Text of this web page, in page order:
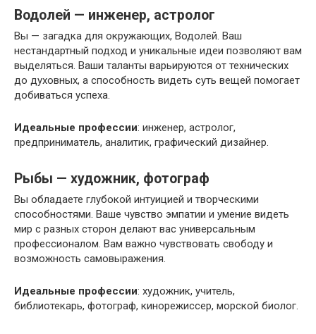
Водолей — инженер, астролог
Вы — загадка для окружающих, Водолей. Ваш
нестандартный подход и уникальные идеи позволяют вам
выделяться. Ваши таланты варьируются от технических
до духовных, а способность видеть суть вещей помогает
добиваться успеха.
Идеальные профессии: инженер, астролог,
предприниматель, аналитик, графический дизайнер.
Рыбы — художник, фотограф
Вы обладаете глубокой интуицией и творческими
способностями. Ваше чувство эмпатии и умение видеть
мир с разных сторон делают вас универсальным
профессионалом. Вам важно чувствовать свободу и
возможность самовыражения.
Идеальные профессии: художник, учитель,
библиотекарь, фотограф, кинорежиссер, морской биолог.